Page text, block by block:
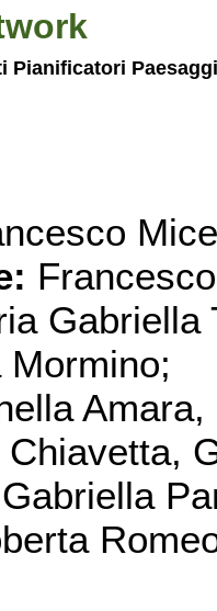
Pianificatori
Gabriella
Mormino;